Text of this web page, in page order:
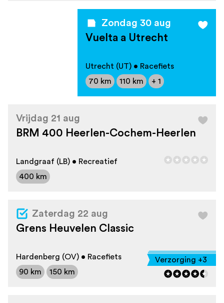
Zondag 30 aug
Vuelta a Utrecht
Utrecht (UT) • Racefiets
70 km
110 km + 1
Vrijdag 21 aug
BRM 400 Heerlen-Cochem-Heerlen
Landgraaf (LB) • Recreatief
400 km
Zaterdag 22 aug
Grens Heuvelen Classic
Hardenberg (OV) • Racefiets
90 km
150 km
Verzorging +3